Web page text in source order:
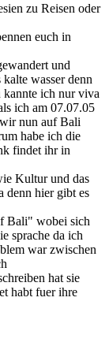
zu Reisen oder
euch in
und
wasser denn
ich nur viva
ich am 07.07.05
nun auf Bali
habe ich die
findet ihr in
Kultur und das
denn hier gibt es
Bali" wobei sich
sprache da ich
war zwischen
hat sie
habt fuer ihre